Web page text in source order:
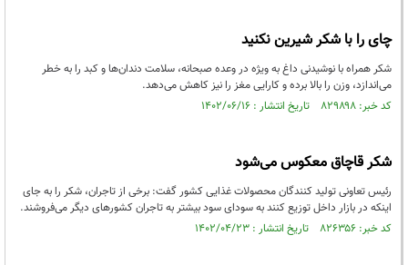
چای را با شکر شیرین نکنید
شکر همراه با نوشیدنی داغ به ویژه در وعده صبحانه، سلامت دندان‌ها و کبد را به خطر
می‌اندازد، وزن را بالا برده و کارایی مغز را نیز کاهش می‌دهد.
کد خبر: ۸۲۹۸۹۸ تاریخ انتشار : ۱۴۰۲/۰۶/۱۶
شکر قاچاق معکوس می‌شود
رئیس تعاونی تولید کنندگان محصولات غذایی کشور گفت: برخی از تاجران، شکر را به جای
اینکه در بازار داخل توزیع کنند به سودای سود بیشتر به تاجران کشورهای دیگر می‌فروشند.
کد خبر: ۸۲۶۳۵۶ تاریخ انتشار : ۱۴۰۲/۰۴/۲۳